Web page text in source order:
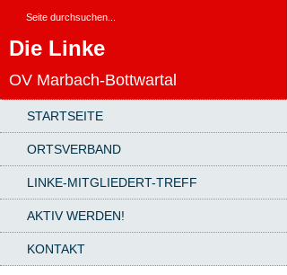
Die Linke
OV Marbach-Bottwartal
STARTSEITE
ORTSVERBAND
LINKE-MITGLIEDERT-TREFF
AKTIV WERDEN!
KONTAKT